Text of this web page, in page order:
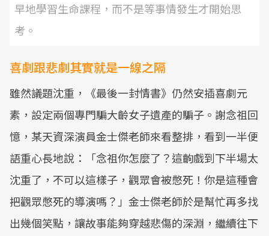
早地學習生命課程，而不是等事情發生才開始思
考。
喜劇跟悲劇其實就是一線之隔
雖然議題沈重，《最後一封情書》仍然安插喜劇元
素，設定兩個專門騙大齡女子遺產的騙子。謝念祖回
憶，某天資深演員金士傑老師來看整排，看到一半便
語重心長地說：「念祖你怎麼了？這齣戲到下半場太
沈重了，不可以這樣子，觀眾會被憋死！你是這種會
把觀眾憋死的導演嗎？」金士傑老師於是幫忙再多找
出幾個笑點，讓故事能夠穿越悲傷的深淵，繼續往下